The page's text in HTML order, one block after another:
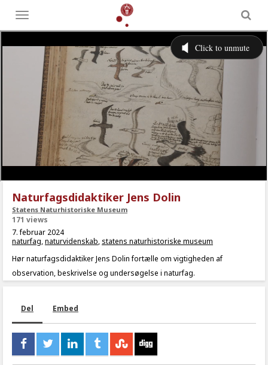
Toggle
menu
Naturfagsdidaktiker Jens Dolin
Statens Naturhistoriske Museum
171 views
7. februar 2024
naturfag,naturvidenskab, statens naturhistoriske museum
Hør naturfagsdidaktiker Jens Dolin fortælle om vigtigheden af
observation, beskrivelse og undersøgelse i naturfag.
Del Embed